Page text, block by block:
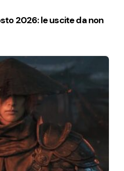
2026: le uscite da non